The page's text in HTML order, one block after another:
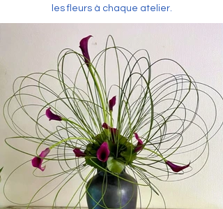
les fleurs à chaque atelier.